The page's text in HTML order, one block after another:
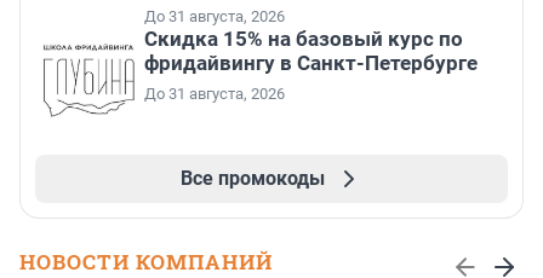
До 31 августа, 2026
Скидка 15% на базовый курс по
фридайвингу в Санкт-Петербурге
До 31 августа, 2026
Все промокоды
НОВОСТИ КОМПАНИЙ